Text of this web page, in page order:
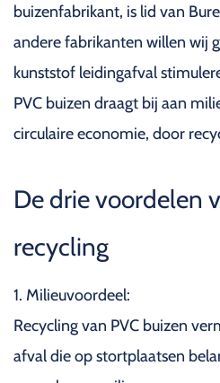
buizenfabrikant, is lid van
andere fabrikanten willen wij
kunststof leidingafval
PVC buizen draagt bij aan
circulaire economie, door
De drie voordelen
recycling
1. Milieuvoordeel:
Recycling van PVC buizen
afval die op stortplaatsen